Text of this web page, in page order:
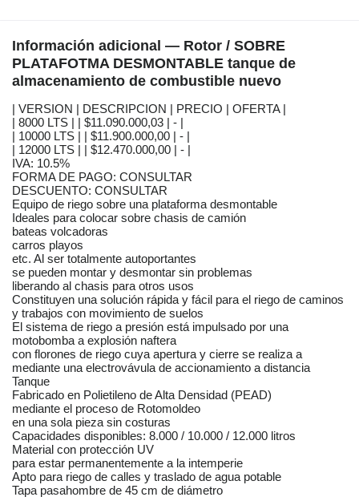
Información adicional — Rotor / SOBRE
PLATAFOTMA DESMONTABLE tanque de
almacenamiento de combustible nuevo
| VERSION | DESCRIPCION | PRECIO | OFERTA |
| 8000 LTS | | $11.090.000,03 | - |
| 10000 LTS | | $11.900.000,00 | - |
| 12000 LTS | | $12.470.000,00 | - |
IVA: 10.5%
FORMA DE PAGO: CONSULTAR
DESCUENTO: CONSULTAR
Equipo de riego sobre una plataforma desmontable
Ideales para colocar sobre chasis de camión
bateas volcadoras
carros playos
etc. Al ser totalmente autoportantes
se pueden montar y desmontar sin problemas
liberando al chasis para otros usos
Constituyen una solución rápida y fácil para el riego de caminos
y trabajos con movimiento de suelos
El sistema de riego a presión está impulsado por una
motobomba a explosión naftera
con florones de riego cuya apertura y cierre se realiza a
mediante una electrovávula de accionamiento a distancia
Tanque
Fabricado en Polietileno de Alta Densidad (PEAD)
mediante el proceso de Rotomoldeo
en una sola pieza sin costuras
Capacidades disponibles: 8.000 / 10.000 / 12.000 litros
Material con protección UV
para estar permanentemente a la intemperie
Apto para riego de calles y traslado de agua potable
Tapa pasahombre de 45 cm de diámetro